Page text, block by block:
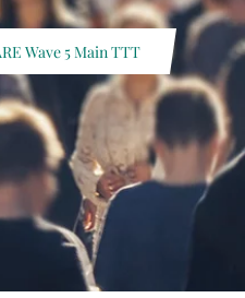
Wave 5 Main TTT